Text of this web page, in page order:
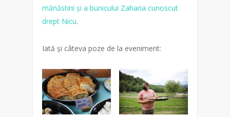
mănăstirii și a bunicului Zaharia cunoscut
drept Nicu.
Iată și câteva poze de la eveniment: